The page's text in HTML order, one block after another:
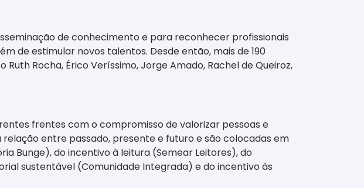
de conhecimento e para reconhecer profissionais
de estimular novos talentos. Desde então, mais de 190
Rocha, Érico Veríssimo, Jorge Amado, Rachel de Queiroz,
frentes com o compromisso de valorizar pessoas e
entre passado, presente e futuro e são colocadas em
Bunge), do incentivo à leitura (Semear Leitores), do
sustentável (Comunidade Integrada) e do incentivo às